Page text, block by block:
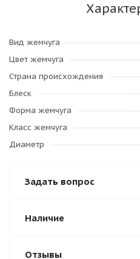
Вид жемчуга
Цвет жемчуга
Страна происхождения
Блеск
Форма жемчуга
Класс жемчуга
Диаметр
Задать вопрос
Наличие
Отзывы